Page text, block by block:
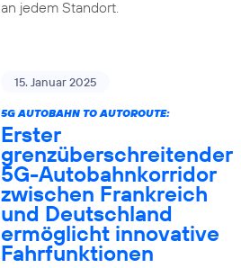
an jedem Standort.
15. Januar 2025
5G AUTOBAHN TO AUTOROUTE:
Erster
grenzüberschreitender
5G-Autobahnkorridor
zwischen Frankreich
und Deutschland
ermöglicht innovative
Fahrfunktionen